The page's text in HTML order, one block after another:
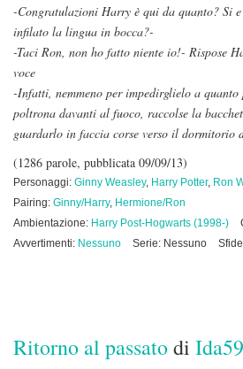
-Congratulazioni Harry è qui da quanto? Si
infilato la lingua in bocca?-
-Taci Ron, non ho fatto niente io!- Rispose
voce
-Infatti, nemmeno per impedirglielo a
poltrona davanti al fuoco, raccolse la
guardarlo in faccia corse verso il dormitorio
(1286 parole, pubblicata 09/09/13)
Personaggi: Ginny Weasley, Harry Potter, Ron
Pairing: Ginny/Harry, Hermione/Ron
Ambientazione: Harry Post-Hogwarts (1998-)
Avvertimenti: Nessuno Serie: Nessuno
Ritorno al passatodi Ida59